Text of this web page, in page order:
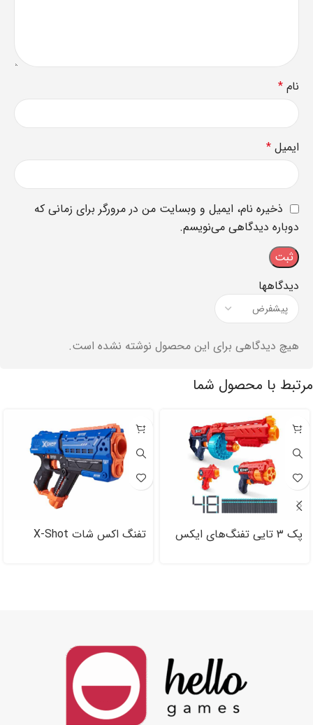
دیدگاهها
هیچ دیدگاهی برای این محصول نوشته نشده است.
نام *
ایمیل *
ذخیره نام، ایمیل و وبسایت من در مرورگر برای زمانی که
دوباره دیدگاهی می‌نویسم.
مرتبط با محصول شما
پک ۳ تایی تفنگ‌های ایکس
تفنگ اکس شات X-Shot